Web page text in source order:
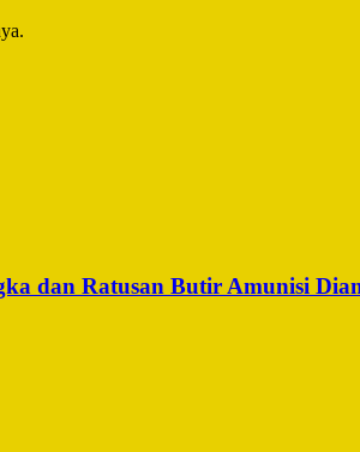
dan Ratusan Butir Amunisi